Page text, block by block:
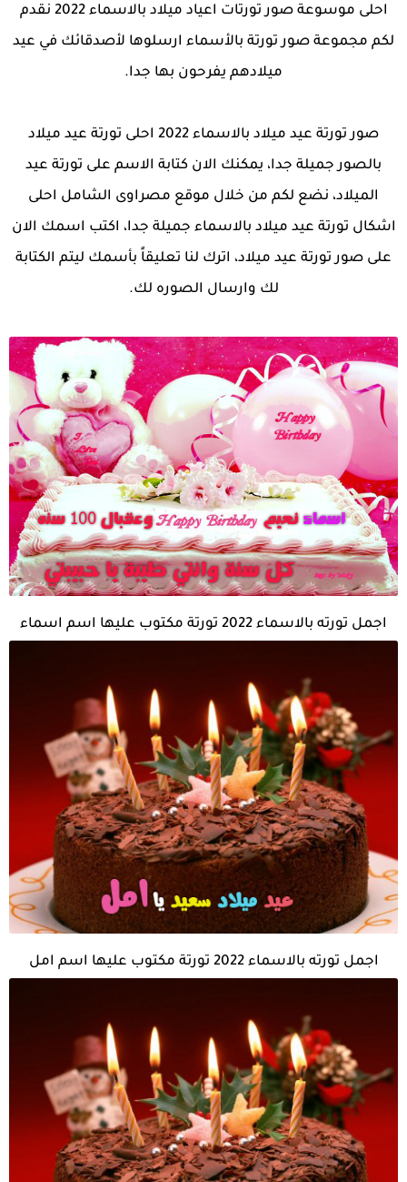
احلى موسوعة صور تورتات اعياد ميلاد بالاسماء 2022 نقدم
لكم مجموعة صور تورتة بالأسماء ارسلوها لأصدقائك في عيد
ميلادهم يفرحون بها جدا.
صور تورتة عيد ميلاد بالاسماء 2022 احلى تورتة عيد ميلاد
بالصور جميلة جدا، يمكنك الان كتابة الاسم على تورتة عيد
الميلاد، نضع لكم من خلال موقع مصراوى الشامل احلى
اشكال تورتة عيد ميلاد بالاسماء جميلة جدا، اكتب اسمك الان
على صور تورتة عيد ميلاد، اترك لنا تعليقاً بأسمك ليتم الكتابة
لك وارسال الصوره لك.
اجمل تورته بالاسماء 2022 تورتة مكتوب عليها اسم اسماء
اجمل تورته بالاسماء 2022 تورتة مكتوب عليها اسم امل